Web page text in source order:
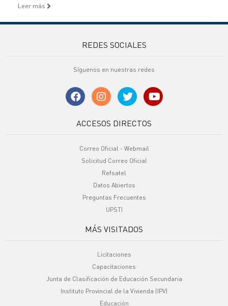
Leer más
REDES SOCIALES
Síguenos en nuestras redes
ACCESOS DIRECTOS
Correo Oficial - Webmail
Solicitud Correo Oficial
Refsatel
Datos Abiertos
Preguntas Frecuentes
UPSTI
MÁS VISITADOS
Licitaciones
Capacitaciones
Junta de Clasificación de Educación Secundaria
Instituto Provincial de la Vivienda (IPV)
Educación